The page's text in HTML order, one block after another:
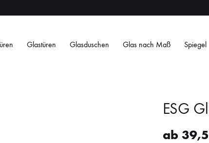
Glastüren Glasduschen Glas nach Maß Spiegel
ESG
ab